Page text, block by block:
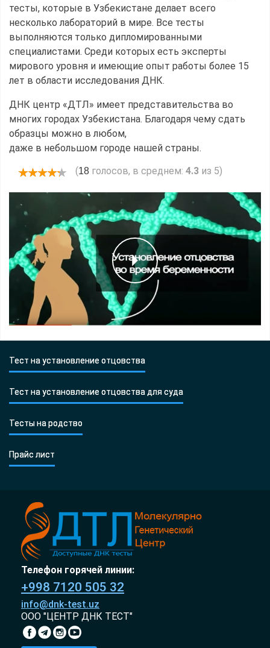
тесты, которые в Узбекистане делает всего
несколько лабораторий в мире. Все тесты
выполняются только дипломированными
специалистами. Среди которых есть эксперты
мирового уровня и имеющие опыт работы более 15
лет в области исследования ДНК.
ДНК центр «ДТЛ» имеет представительства во
многих городах Узбекистана. Благодаря чему сдать
образцы можно в любом,
даже в небольшом городе нашей страны.
(18 голосов, в среднем: 4.3 из 5)
Тест на установление отцовства
Тест на установление отцовства для суда
Тесты на родство
Прайс лист
Телефон горячей линии:
+998 7120 505 32
info@dnk-test.uz
ООО "ЦЕНТР ДНК ТЕСТ"